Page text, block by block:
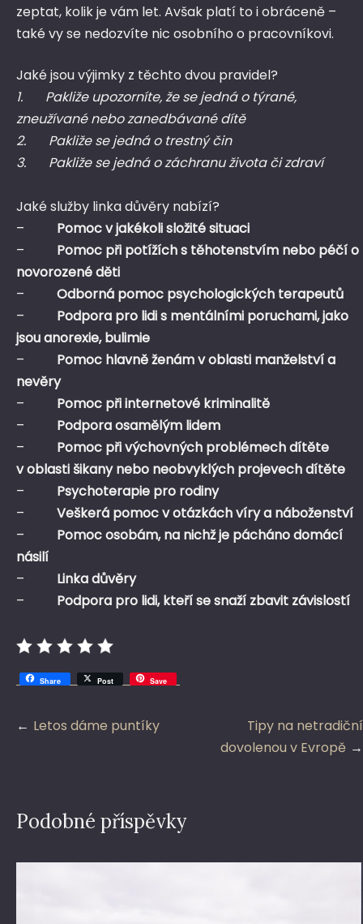
zeptat, kolik je vám let. Avšak platí to i obráceně –
také vy se nedozvíte nic osobního o pracovníkovi.
Jaké jsou výjimky z těchto dvou pravidel?
1. Pakliže upozorníte, že se jedná o týrané,
zneužívané nebo zanedbávané dítě
2. Pakliže se jedná o trestný čin
3. Pakliže se jedná o záchranu života či zdraví
Jaké služby linka důvěry nabízí?
– Pomoc v jakékoli složité situaci
– Pomoc při potížích s těhotenstvím nebo péčí o
novorozené děti
– Odborná pomoc psychologických terapeutů
– Podpora pro lidi s mentálními poruchami, jako
jsou anorexie, bulimie
– Pomoc hlavně ženám v oblasti manželství a
nevěry
– Pomoc při internetové kriminalitě
– Podpora osamělým lidem
– Pomoc při výchovných problémech dítěte
v oblasti šikany nebo neobvyklých projevech dítěte
– Psychoterapie pro rodiny
– Veškerá pomoc v otázkách víry a náboženství
– Pomoc osobám, na nichž je pácháno domácí
násilí
– Linka důvěry
– Podpora pro lidi, kteří se snaží zbavit závislostí
Share Post Save
Navigace
Letos dáme puntíky
Tipy na netradiční
dovolenou v Evropě
Podobné příspěvky